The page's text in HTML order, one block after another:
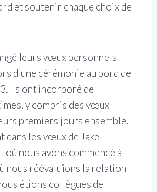
et soutenir chaque choix de
leurs vœux personnels
d'une cérémonie au bord de
Ils ont incorporé de
y compris des vœux
premiers jours ensemble.
dans les vœux de Jake
nous avons commencé à
nous réévaluions la relation
étions collègues de